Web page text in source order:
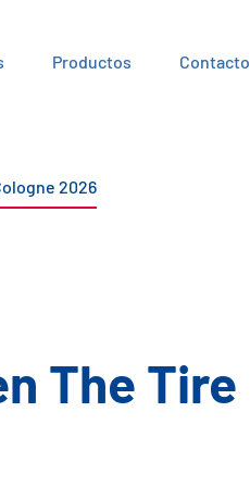
Productos Contacto
2026
The Tire